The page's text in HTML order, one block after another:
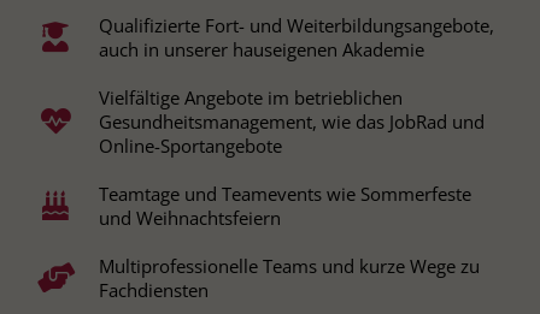
Qualifizierte Fort- und Weiterbildungsangebote,
auch in unserer hauseigenen Akademie
Vielfältige Angebote im betrieblichen
Gesundheitsmanagement, wie das JobRad und
Online-Sportangebote
Teamtage und Teamevents wie Sommerfeste
und Weihnachtsfeiern
Multiprofessionelle Teams und kurze Wege zu
Fachdiensten
Anbieter www.stiftung-liebenau.de
Laufzeit 1 Monat
Behält die Zustimmung des Benutzers
Anbieter .fonts.net
Laufzeit 1 Jahr
Zweck
um die Seitenaufrufe eines Benutzers
zu speichern und in einer einzigen
Sitzungsaufzeichnung
zusammenzufassen.
Name _gcl_au